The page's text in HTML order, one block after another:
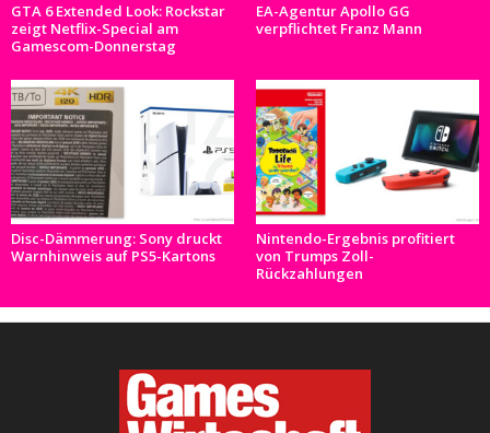
GTA 6 Extended Look: Rockstar
zeigt Netflix-Special am
Gamescom-Donnerstag
EA-Agentur Apollo GG
verpflichtet Franz Mann
Disc-Dämmerung: Sony druckt
Warnhinweis auf PS5-Kartons
Nintendo-Ergebnis profitiert
von Trumps Zoll-
Rückzahlungen